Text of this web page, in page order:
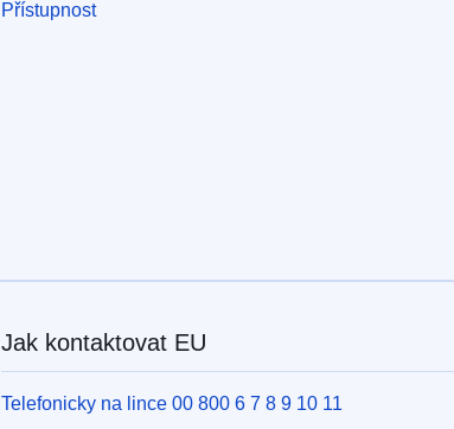
Přístupnost
Jak kontaktovat EU
Telefonicky na lince 00 800 6 7 8 9 10 11